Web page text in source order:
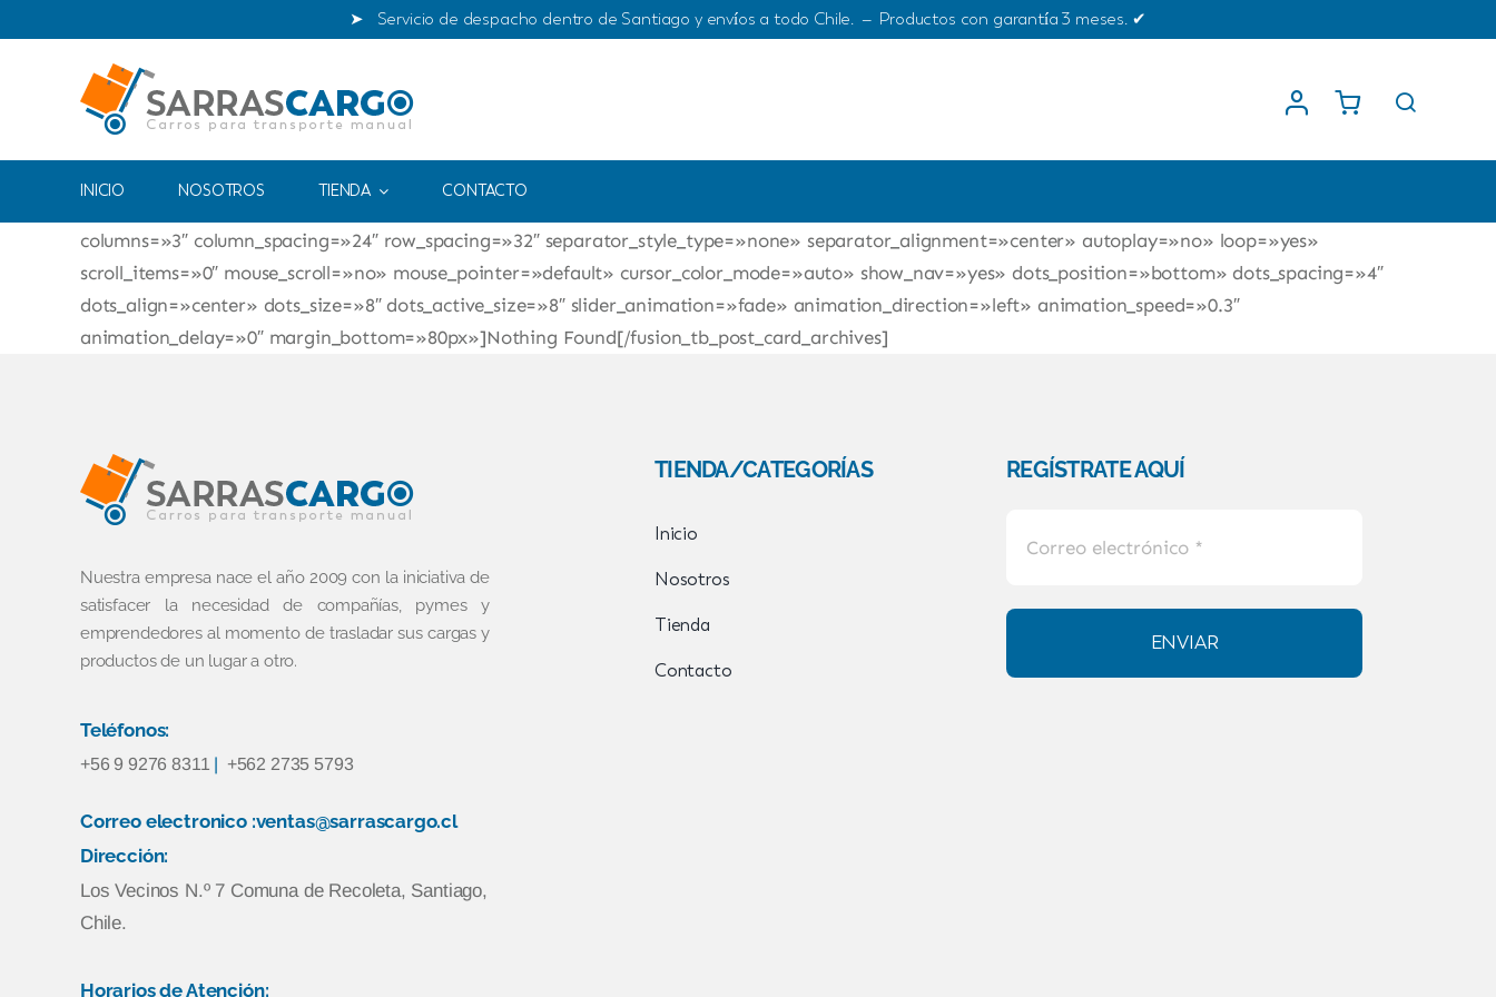
➤ Servicio de despacho dentro de Santiago y envíos a todo Chile. – Productos con garantía 3 meses. ✔
INICIO NOSOTROS TIENDA CONTACTO
columns=»3″ column_spacing=»24″ row_spacing=»32″ separator_style_type=»none» separator_alignment=»center» autoplay=»no» loop=»yes»
scroll_items=»0″ mouse_scroll=»no» mouse_pointer=»default» cursor_color_mode=»auto» show_nav=»yes» dots_position=»bottom» dots_spacing=»4″
dots_align=»center» dots_size=»8″ dots_active_size=»8″ slider_animation=»fade» animation_direction=»left» animation_speed=»0.3″
animation_delay=»0″ margin_bottom=»80px»]Nothing Found[/fusion_tb_post_card_archives]
Nuestra empresa nace el año 2009 con la iniciativa de
satisfacer la necesidad de compañías, pymes y
emprendedores al momento de trasladar sus cargas y
productos de un lugar a otro.
Teléfonos:
+56 9 9276 8311 | +562 2735 5793
Correo electronico :ventas@sarrascargo.cl
Dirección:
Los Vecinos N.º 7 Comuna de Recoleta, Santiago,
Chile.
Horarios de Atención:
TIENDA/CATEGORÍAS
Inicio
Nosotros
Tienda
Contacto
REGÍSTRATE AQUÍ
ENVIAR